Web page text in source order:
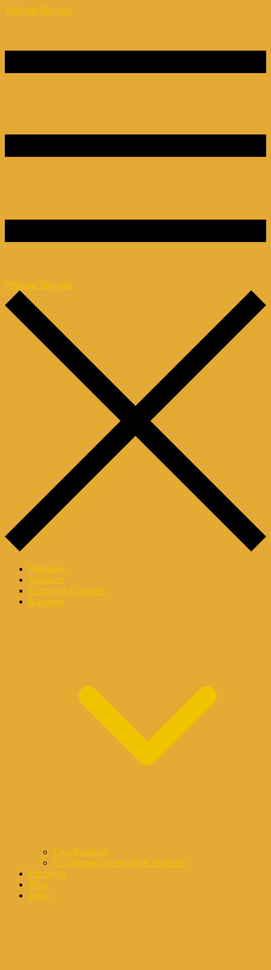
Webinar Magazin
Webinar Magazin
Webinare
Experten
Corporate Channels
Kalender
Live Kalender
On-Demand-Webinare & Podcasts
Eintragen
Blog
Mehr